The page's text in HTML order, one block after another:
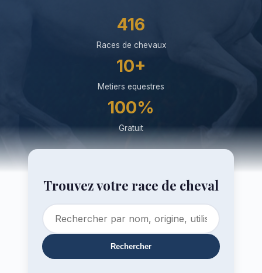
416
Races de chevaux
10+
Metiers equestres
100%
Gratuit
Trouvez votre race de cheval
Rechercher